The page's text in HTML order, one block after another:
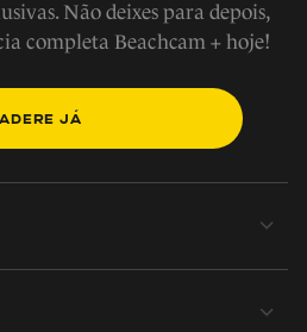
Não deixes para depois,
completa Beachcam + hoje!
ADERE JÁ